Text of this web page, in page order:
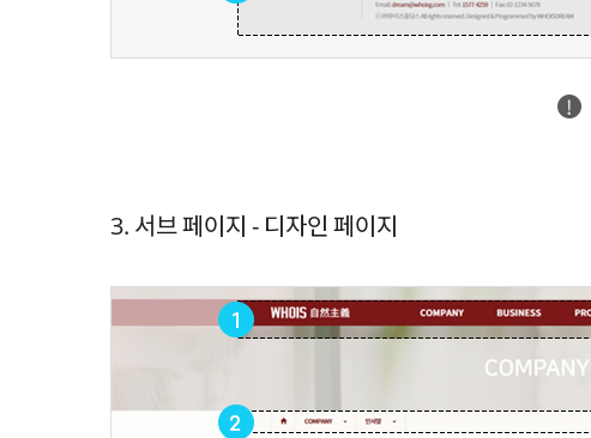
3. 서브 페이지 - 디자인 페이지